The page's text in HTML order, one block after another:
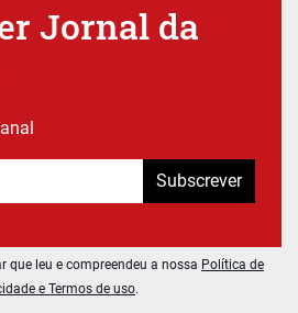
Jornal da
Subscrever
que leu e compreendeu a nossa Política de
e Termos de uso.